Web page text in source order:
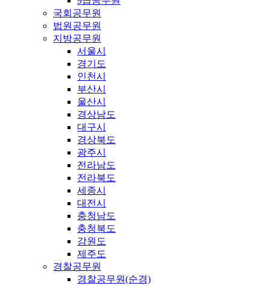
국회공무원
법원공무원
지방공무원
서울시
경기도
인천시
부산시
울산시
경상남도
대구시
경상북도
광주시
전라남도
전라북도
세종시
대전시
충청남도
충청북도
강원도
제주도
경찰공무원
경찰공무원(순경)